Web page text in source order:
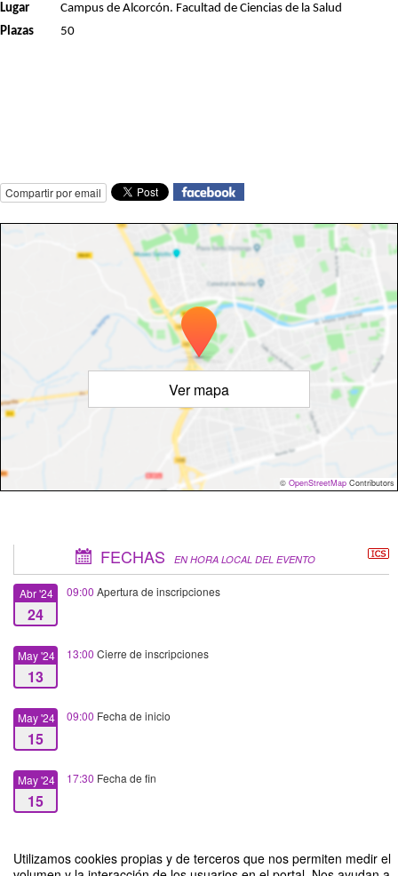
Utilizamos cookies propias y de terceros que nos permiten medir el
Lugar
Campus de Alcorcón. Facultad de Ciencias de la Salud
Plazas
50
Compartir por email
Ver mapa
© OpenStreetMap Contributors
FECHAS EN HORA LOCAL DEL EVENTO
Abr '24
24
09:00 Apertura de inscripciones
May '24
13
13:00 Cierre de inscripciones
May '24
15
09:00 Fecha de inicio
May '24
15
17:30 Fecha de fin